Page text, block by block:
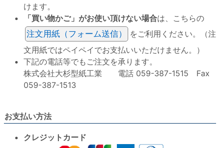
けます。
「買い物かご」がお使い頂けない場合は、こちらの
注文用紙（フォーム送信）
をご利用ください。（注
文用紙ではペイペイでお支払いいただけません。）
下記の電話等でもご注文を承ります。
株式会社大杉型紙工業 電話 059-387-1515 Fax
059-387-1513
お支払い方法
クレジットカード